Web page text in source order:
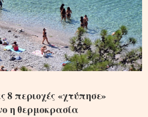
8 περιοχές «χτύπησε»
η θερμοκρασία